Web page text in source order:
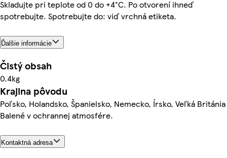
Skladujte pri teplote od 0 do +4°C. Po otvorení ihneď
spotrebujte. Spotrebujte do: viď vrchná etiketa.
Ďalšie informácie
Čistý obsah
0.4kg
Krajina pôvodu
Poľsko, Holandsko, Španielsko, Nemecko, Írsko, Veľká Británia
Balené v ochrannej atmosfére.
Kontaktná adresa